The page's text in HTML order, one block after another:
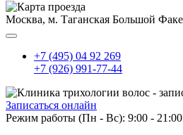
Москва, м. Таганская Большой
+7 (495) 04 92 269
+7 (926) 991-77-44
Записаться онлайн
Режим работы (Пн - Вс): 9:00 -